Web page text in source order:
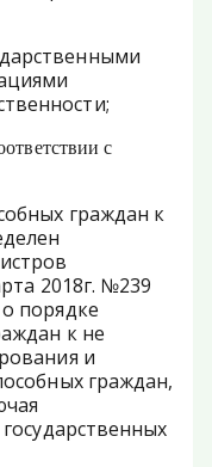
с
граждан к
2018г. №239
порядке
к не
и
граждан,